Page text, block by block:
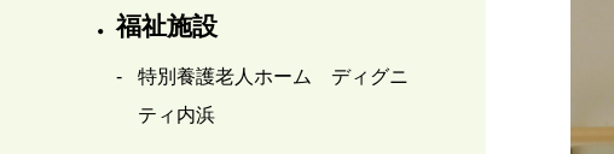
福祉施設
特別養護老人ホーム ディグニ
ティ内浜